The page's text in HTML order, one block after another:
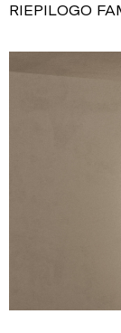
RIEPILOGO